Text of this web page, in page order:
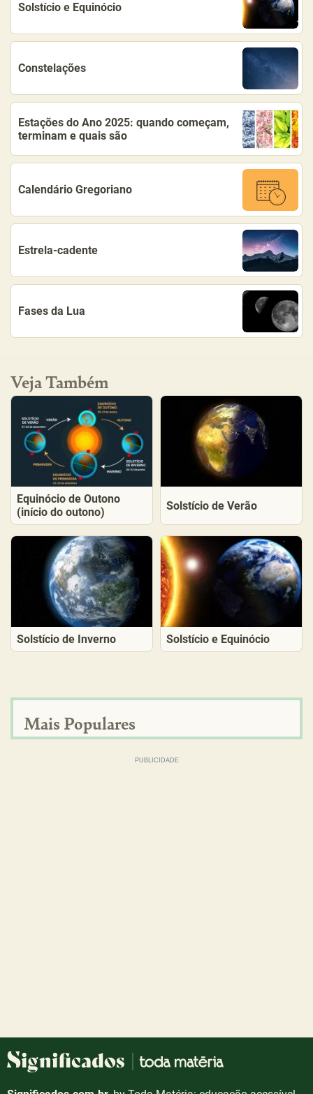
Solstício e Equinócio
Constelações
Estações do Ano 2025: quando começam,
terminam e quais são
Calendário Gregoriano
Estrela-cadente
Fases da Lua
Veja Também
Equinócio de Outono
(início do outono)
Solstício de Verão
Solstício de Inverno Solstício e Equinócio
Mais Populares